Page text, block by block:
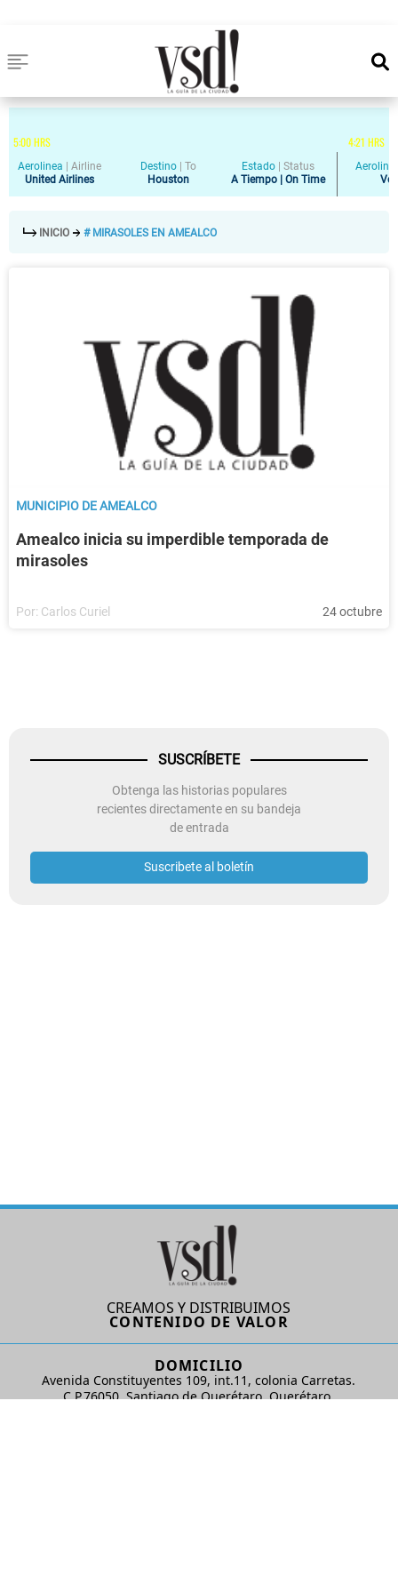
5:00HRS 4:21 HRS
Aerolinea
Airline
United Airlines
Destino
To
Houston
Estado
Status
A Tiempo | On Time
INICIO # MIRASOLES EN AMEALCO
MUNICIPIO DE AMEALCO
Amealco inicia su imperdible temporada de
mirasoles
Por: Carlos Curiel 24 octubre
SUSCRÍBETE
Obtenga las historias populares
recientes directamente en su bandeja
de entrada
Suscribete al boletín
CREAMOS Y DISTRIBUIMOS
CONTENIDO DE VALOR
DOMICILIO
Avenida Constituyentes 109, int.11, colonia Carretas.
C.P.76050. Santiago de Querétaro, Querétaro.